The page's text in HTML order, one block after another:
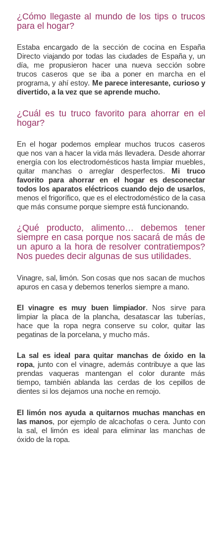
¿Cómo llegaste al mundo de los tips o trucos
para el hogar?
Estaba encargado de la sección de cocina en España
Directo viajando por todas las ciudades de España y, un
día, me propusieron hacer una nueva sección sobre
trucos caseros que se iba a poner en marcha en el
programa, y ahí estoy. Me parece interesante, curioso y
divertido, a la vez que se aprende mucho.
¿Cuál es tu truco favorito para ahorrar en el
hogar?
En el hogar podemos emplear muchos trucos caseros
que nos van a hacer la vida más llevadera. Desde ahorrar
energía con los electrodomésticos hasta limpiar muebles,
quitar manchas o arreglar desperfectos. Mi truco
favorito para ahorrar en el hogar es desconectar
todos los aparatos eléctricos cuando dejo de usarlos,
menos el frigorífico, que es el electrodoméstico de la casa
que más consume porque siempre está funcionando.
¿Qué producto, alimento… debemos tener
siempre en casa porque nos sacará de más de
un apuro a la hora de resolver contratiempos?
Nos puedes decir algunas de sus utilidades.
Vinagre, sal, limón. Son cosas que nos sacan de muchos
apuros en casa y debemos tenerlos siempre a mano.
El vinagre es muy buen limpiador. Nos sirve para
limpiar la placa de la plancha, desatascar las tuberías,
hace que la ropa negra conserve su color, quitar las
pegatinas de la porcelana, y mucho más.
La sal es ideal para quitar manchas de óxido en la
ropa, junto con el vinagre, además contribuye a que las
prendas vaqueras mantengan el color durante más
tiempo, también ablanda las cerdas de los cepillos de
dientes si los dejamos una noche en remojo.
El limón nos ayuda a quitarnos muchas manchas en
las manos, por ejemplo de alcachofas o cera. Junto con
la sal, el limón es ideal para eliminar las manchas de
óxido de la ropa.